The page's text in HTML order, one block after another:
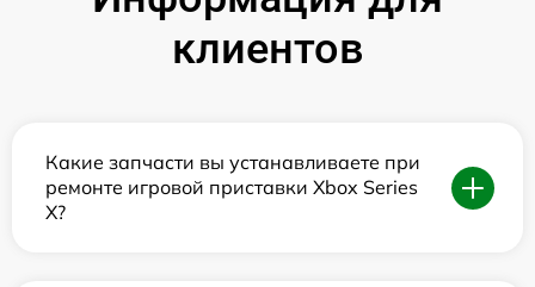
клиентов
Какие запчасти вы устанавливаете при
ремонте игровой приставки Xbox Series
X?